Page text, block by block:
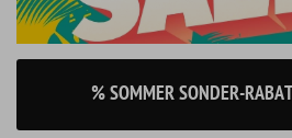
% SOMMER SONDER-